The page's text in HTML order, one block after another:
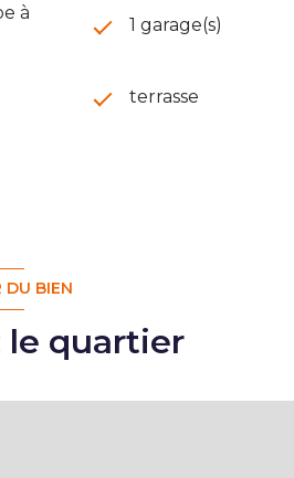
à
1 garage(s)
terrasse
DU BIEN
le quartier